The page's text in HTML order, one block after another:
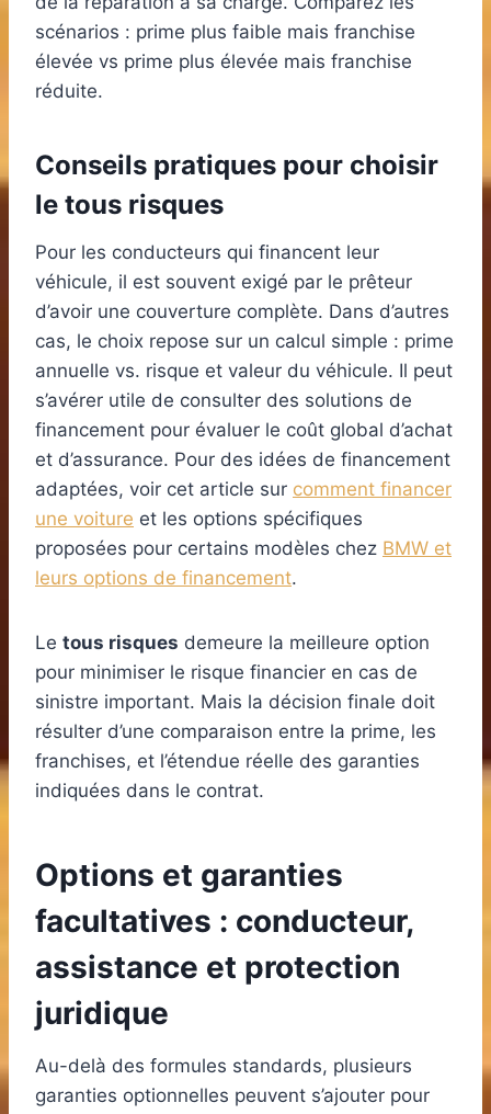
scénarios : prime plus faible mais franchise
élevée vs prime plus élevée mais franchise
réduite.
Conseils pratiques pour choisir
le tous risques
Pour les conducteurs qui financent leur
véhicule, il est souvent exigé par le prêteur
d’avoir une couverture complète. Dans d’autres
cas, le choix repose sur un calcul simple : prime
annuelle vs. risque et valeur du véhicule. Il peut
s’avérer utile de consulter des solutions de
financement pour évaluer le coût global d’achat
et d’assurance. Pour des idées de financement
adaptées, voir cet article sur comment financer
une voiture et les options spécifiques
proposées pour certains modèles chez BMW et
leurs options de financement.
Le tous risques demeure la meilleure option
pour minimiser le risque financier en cas de
sinistre important. Mais la décision finale doit
résulter d’une comparaison entre la prime, les
franchises, et l’étendue réelle des garanties
indiquées dans le contrat.
Options et garanties
facultatives : conducteur,
assistance et protection
juridique
Au-delà des formules standards, plusieurs
garanties optionnelles peuvent s’ajouter pour